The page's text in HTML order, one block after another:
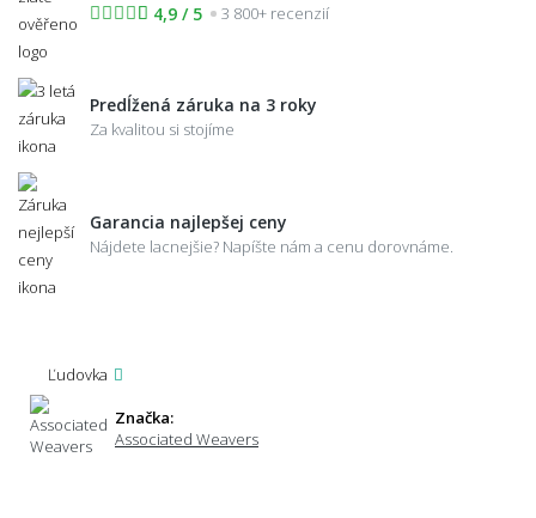
4,9 / 5
3 800+ recenzií
Predĺžená záruka na 3 roky
Za kvalitou si stojíme
Garancia najlepšej ceny
Nájdete lacnejšie? Napíšte nám a cenu dorovnáme.
Ľudovka
Značka:
Associated Weavers